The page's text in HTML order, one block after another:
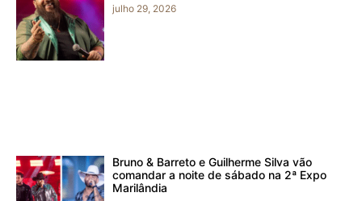
julho 29, 2026
Bruno & Barreto e Guilherme Silva vão
comandar a noite de sábado na 2ª Expo
Marilândia